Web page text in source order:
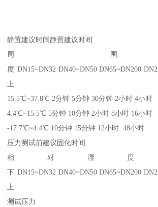
静置建议时间静置建议时间
周围
度 DN15~DN32 DN40~DN50 DN65~DN200
上
15.5℃~37.8℃ 2分钟 5分钟 30分钟 2小时 4小时
4.4℃~15.5℃ 5分钟 10分钟 2小时 8小时 16小时
-17.7℃~4.4℃ 10分钟 15分钟 12小时 48小时
压力测试前建议固化时间
相对湿度
下 DN15~DN32 DN40~DN50 DN65~DN200
上
测试压力